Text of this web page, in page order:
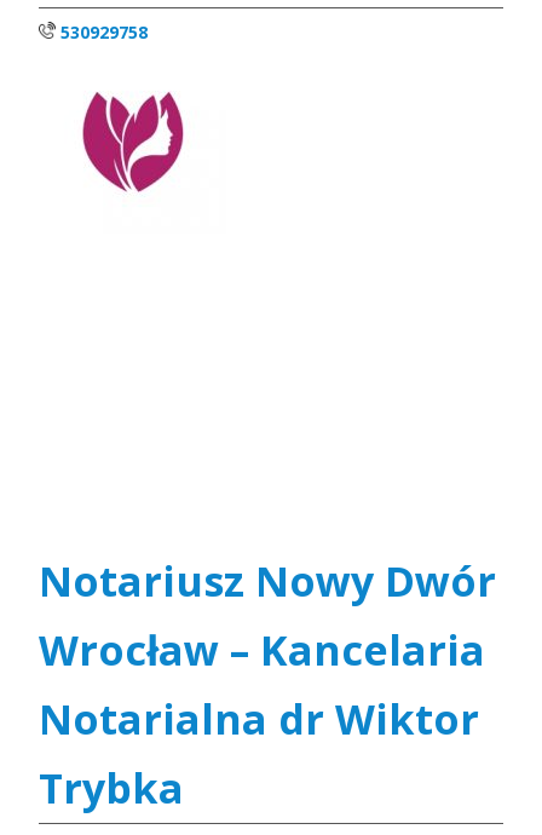
530929758
Notariusz Nowy Dwór
Wrocław – Kancelaria
Notarialna dr Wiktor
Trybka